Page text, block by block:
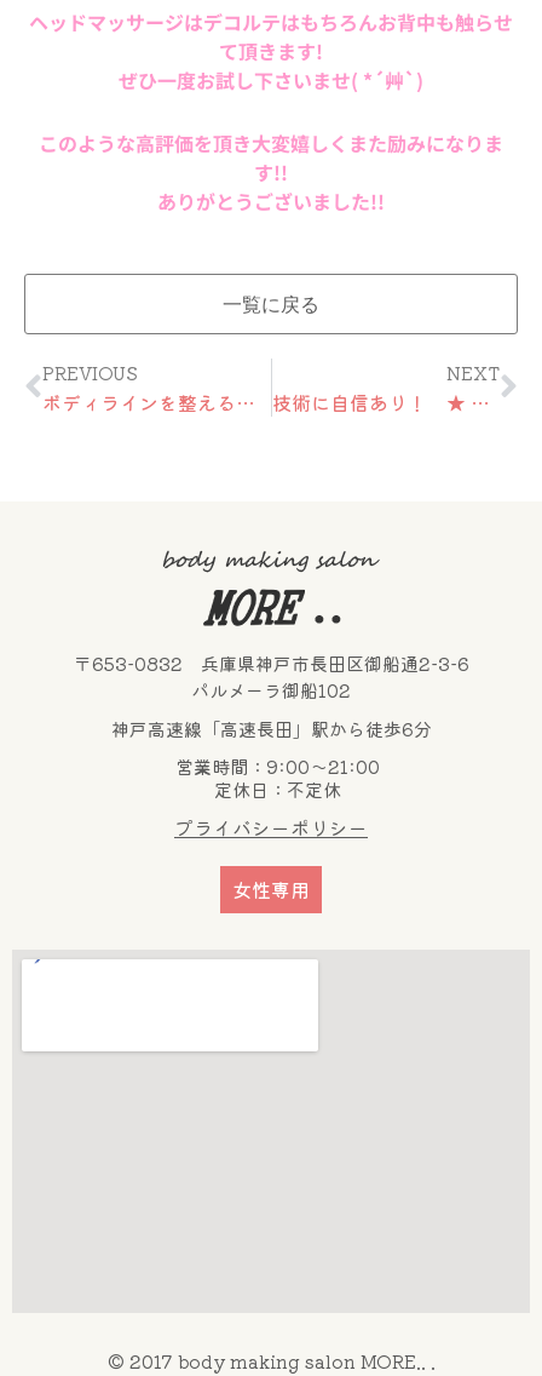
ヘッドマッサージはデコルテはもちろんお背中も触らせ
て頂きます!
ぜひ一度お試し下さいませ( *´艸`)
このような高評価を頂き大変嬉しくまた励みになりま
す!!
ありがとうございました!!
一覧に戻る
Prev
PREVIOUS
ボディラインを整える ★ ご褒美エステ180min
NEXT
技術に自信あり！ ★ Relaxation 90min
〒653-0832 兵庫県神戸市長田区御船通2-3-6
パルメーラ御船102
神戸高速線「高速長田」駅から徒歩6分
営業時間：9:00～21:00
定休日：不定休
プライバシーポリシー
女性専用
© 2017 body making salon MORE.. .